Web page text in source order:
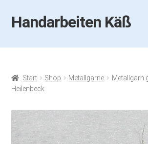
Zur
Navigation
Zum
Inhalt
Handarbeiten Käß
Startseite
Aktuelles
Termine
Start Shop Metallgarne
Metallgarn
Heilenbeck